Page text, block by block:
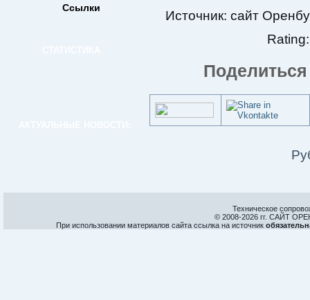
Ссылки
Источник: сайт
Техническое
© 2008-2026 гг. САЙТ
При использовании материалов сайта ссылка на источник